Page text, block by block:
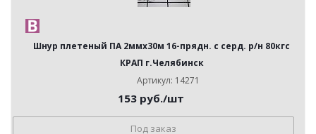
Шнур плетеный ПА 2ммх30м 16-прядн. с серд. р/н 80кгс
КРАП г.Челябинск
Артикул: 14271
153 руб./шт
Под заказ